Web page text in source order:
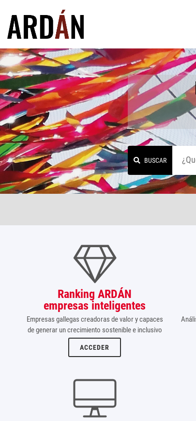
BUSCAR
Ranking ARDÁN
empresas inteligentes
Empresas gallegas creadoras de valor y capaces
de generar un crecimiento sostenible e inclusivo
ACCEDER